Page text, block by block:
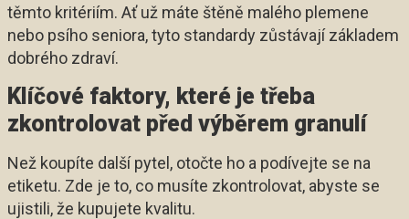
těmto kritériím. Ať už máte štěně malého plemene
nebo psího seniora, tyto standardy zůstávají základem
dobrého zdraví.
Klíčové faktory, které je třeba
zkontrolovat před výběrem granulí
Než koupíte další pytel, otočte ho a podívejte se na
etiketu. Zde je to, co musíte zkontrolovat, abyste se
ujistili, že kupujete kvalitu.